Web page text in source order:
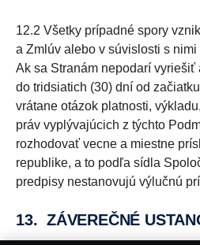
12.2 Všetky prípadné spory
a Zmlúv alebo v súvislosti s
Ak sa Stranám nepodarí
do tridsiatich (30) dní od
vrátane otázok platnosti,
práv vyplývajúcich z týchto
rozhodovať vecne a miestne
republike, a to podľa sídla
predpisy nestanovujú výlučnú
13. ZÁVEREČNÉ